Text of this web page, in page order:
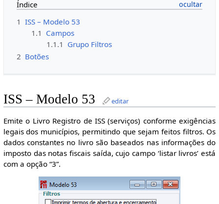
Índice
1 ISS – Modelo 53
1.1 Campos
1.1.1 Grupo Filtros
2 Botões
ISS – Modelo 53 editar
Emite o Livro Registro de ISS (serviços) conforme exigências
legais dos municípios, permitindo que sejam feitos filtros. Os
dados constantes no livro são baseados nas informações do
imposto das notas fiscais saída, cujo campo ‘listar livros’ está
com a opção “3”.